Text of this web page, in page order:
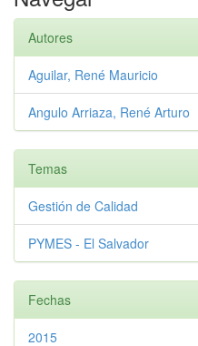
Autores
Aguilar, René Mauricio
Angulo Arriaza, René Arturo
Temas
Gestión de Calidad
PYMES - El Salvador
Fechas
2015